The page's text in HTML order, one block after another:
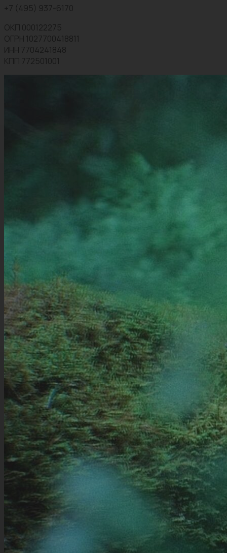
+7 (495) 937-6170
ОКП 000122275
ОГРН 1027700418811
ИНН 7704241848
КПП 772501001